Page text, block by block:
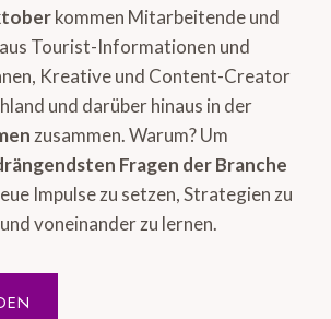
kommen Mitarbeitende und
Tourist-Informationen und
Kreative und Content-Creator
und darüber hinaus in der
zusammen. Warum? Um
Fragen der Branche
Impulse zu setzen, Strategien zu
voneinander zu lernen.